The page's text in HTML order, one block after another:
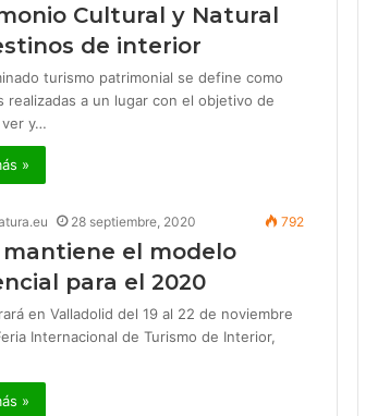
Cultural y Natural
de interior
turismo patrimonial se define como
realizadas a un lugar con el objetivo de
y…
»
28 septiembre, 2020 792
el modelo
para el 2020
en Valladolid del 19 al 22 de noviembre
Internacional de Turismo de Interior,
»